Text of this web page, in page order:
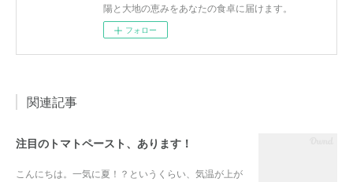
陽と大地の恵みをあなたの食卓に届けます。
フォロー
関連記事
注目のトマトペースト、あります！
こんにちは。一気に夏！？というくらい、気温が上が